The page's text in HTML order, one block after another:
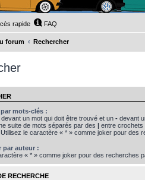
rapide FAQ
forum Rechercher
mots-clés :
devant un mot qui doit être trouvé et un - devant
suite de mots séparés par des | entre crochets
le caractère « * » comme joker pour des
par auteur :
« * » comme joker pour des recherches
RECHERCHE